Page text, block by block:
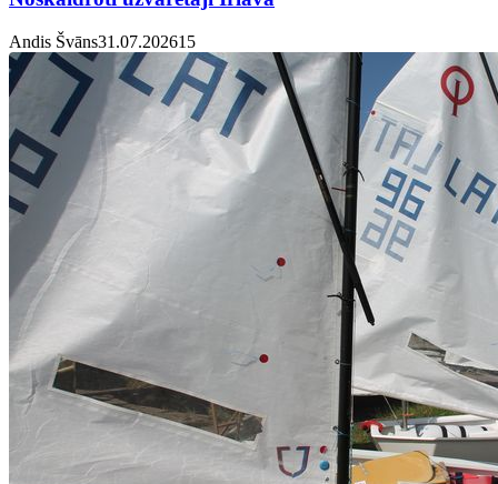
Andis Švāns31.07.20261 5